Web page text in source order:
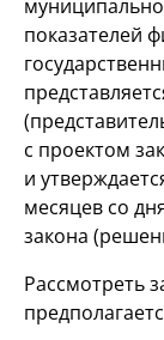
показателей
с проектом
и
месяцев со
закона
Рассмотреть